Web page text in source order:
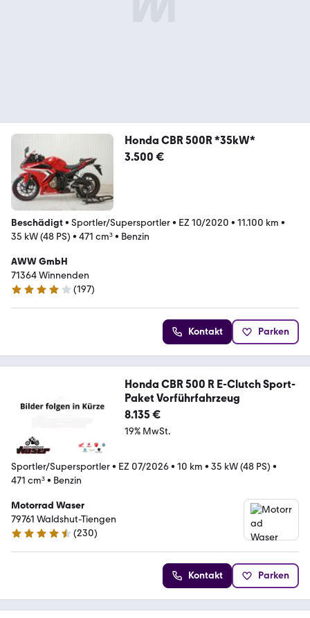
Honda CBR 500R *35kW*
3.500 €
Beschädigt• Sportler/Supersportler• EZ 10/2020 • 11.100 km •
35 kW (48 PS) • 471 cm³• Benzin
AWW GmbH
71364 Winnenden
4.2 Sterne
(197)
Kontakt Parken
Honda CBR 500 R E-Clutch Sport-
Paket Vorführfahrzeug
8.135 €
19% MwSt.
Sportler/Supersportler• EZ 07/2026• 10 km • 35 kW (48 PS) •
471 cm³• Benzin
Motorrad Waser
79761 Waldshut-Tiengen
4.3 Sterne
(230)
Kontakt Parken